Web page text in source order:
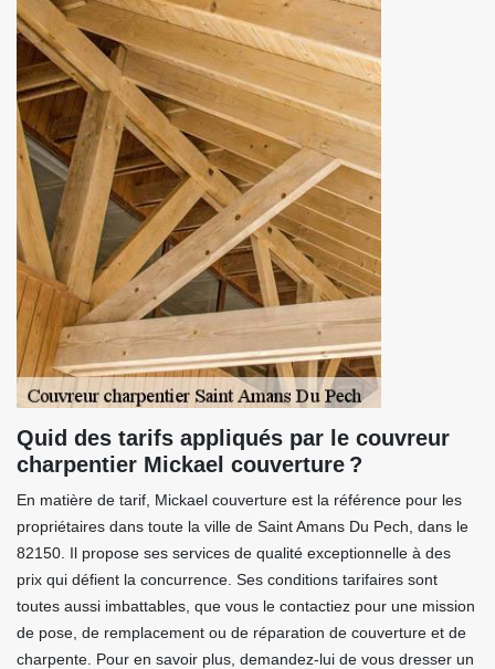
Quid des tarifs appliqués par le couvreur
charpentier Mickael couverture ?
En matière de tarif, Mickael couverture est la référence pour les
propriétaires dans toute la ville de Saint Amans Du Pech, dans le
82150. Il propose ses services de qualité exceptionnelle à des
prix qui défient la concurrence. Ses conditions tarifaires sont
toutes aussi imbattables, que vous le contactiez pour une mission
de pose, de remplacement ou de réparation de couverture et de
charpente. Pour en savoir plus, demandez-lui de vous dresser un